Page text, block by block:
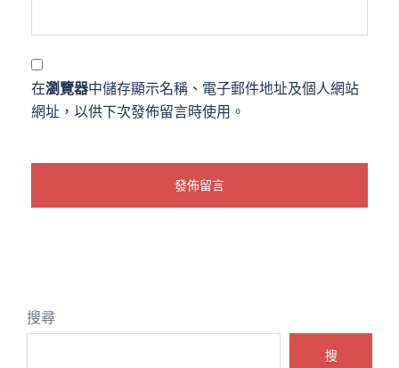
在瀏覽器中儲存顯示名稱、電子郵件地址及個人網站
網址，以供下次發佈留言時使用。
搜尋
搜